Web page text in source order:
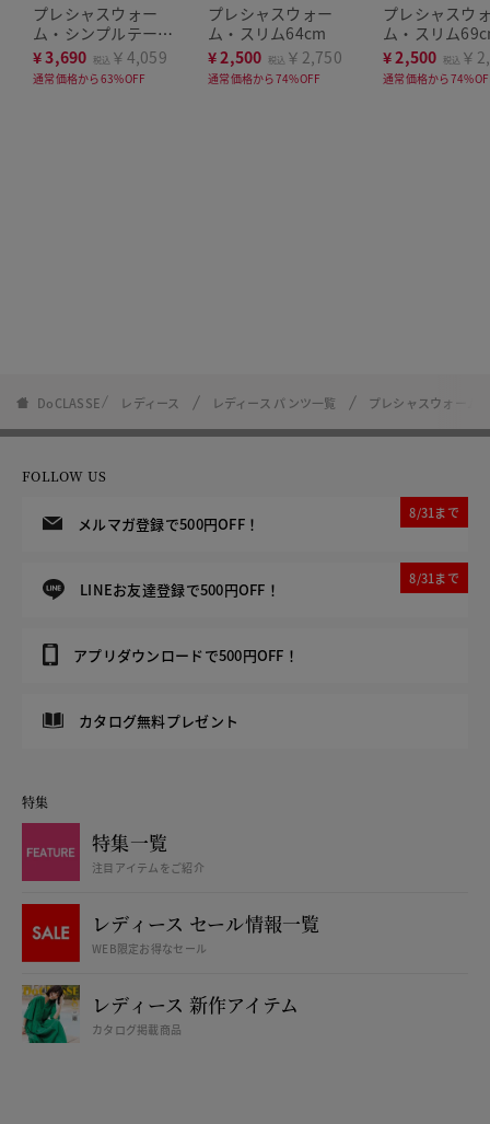
プレシャスウォー
ム・シンプルテーパ
ード
¥3,690 税込 ￥4,059
通常価格から63%OFF
プレシャスウォー
ム・スリム64cm
¥2,500 税込 ￥2,750
通常価格から74%OFF
プレシャスウ
ム・スリム
¥2,500 税込 ￥
通常価格から
DoCLASSE レディース レディース パンツ一覧 プレシャスウォーム
FOLLOW US
メルマガ登録で500円OFF！
8/31まで
LINEお友達登録で500円OFF！
8/31まで
アプリダウンロードで500円OFF！
カタログ無料プレゼント
特集
特集一覧
注目アイテムをご紹介
レディース セール情報一覧
WEB限定お得なセール
レディース 新作アイテム
カタログ掲載商品